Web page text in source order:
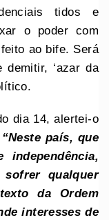
tidos e
o poder com
ao bife. Será
demitir, ‘azar da
dia 14, alertei-o
“Neste país, que
qualquer
da Ordem
interesses de